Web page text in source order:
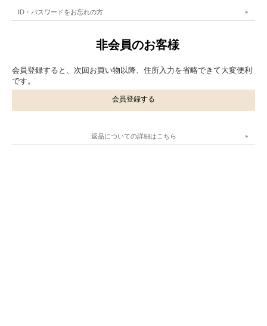
ID・パスワードをお忘れの方
非会員のお客様
会員登録すると、次回お買い物以降、住所入力を省略できて大変便利
です。
会員登録する
返品についての詳細はこちら